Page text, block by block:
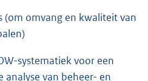
(om omvang en kwaliteit van
systematiek voor een
analyse van beheer- en